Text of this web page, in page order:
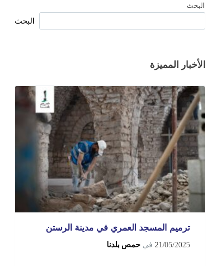
البحث
البحث
الأخبار المميزة
ترميم المسجد العمري في مدينة الرستن
21/05/2025 في حمص بلدنا